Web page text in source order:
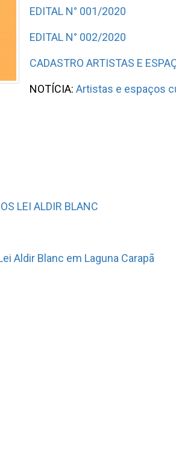
EDITAL N° 001/2020
EDITAL N° 002/2020
CADASTRO ARTISTAS E
NOTÍCIA:Artistas e espaços
LEI ALDIR BLANC
Aldir Blanc em Laguna Carapã